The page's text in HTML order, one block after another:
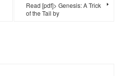
Read [pdf]> Genesis: A Trick
of the Tail by